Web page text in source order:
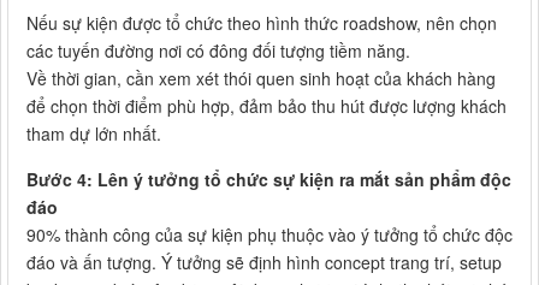
Nếu sự kiện được tổ chức theo hình thức roadshow, nên chọn
các tuyến đường nơi có đông đối tượng tiềm năng.
Về thời gian, cần xem xét thói quen sinh hoạt của khách hàng
để chọn thời điểm phù hợp, đảm bảo thu hút được lượng khách
tham dự lớn nhất.
Bước 4: Lên ý tưởng tổ chức sự kiện ra mắt sản phẩm độc
đáo
90% thành công của sự kiện phụ thuộc vào ý tưởng tổ chức độc
đáo và ấn tượng. Ý tưởng sẽ định hình concept trang trí, setup